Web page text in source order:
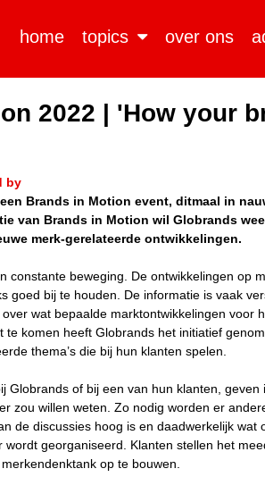
home topics over ons
2022 | 'How your
by
Brands in Motion event, ditmaal in
van Brands in Motion wil Globrands
merk-gerelateerde ontwikkelingen.
constante beweging. De ontwikkelingen op
goed bij te houden. De informatie is vaak
wat bepaalde marktontwikkelingen voor
te komen heeft Globrands het initiatief
thema’s die bij hun klanten spelen.
Globrands of bij een van hun klanten,
zou willen weten. Zo nodig worden er
de discussies hoog is en daadwerkelijk
georganiseerd. Klanten stellen het
op te bouwen.